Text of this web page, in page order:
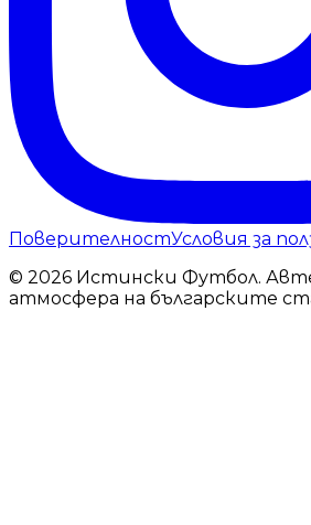
ПоверителностУсловия за
© 2026 Истински Футбол.
атмосфера на българските